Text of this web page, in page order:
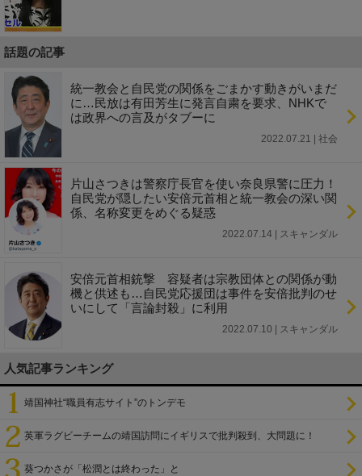
話題の記事
統一教会と自民党の関係をごまかす動きがいまだ
に…民放は有田芳生に発言自粛を要求、NHKで
は政界への言及がタブーに
2022.07.21 | 社会
片山さつきは警察庁長官を使い奈良県警に圧力！
自民党が隠したい安倍元首相と統一教会の深い関
係、名称変更をめぐる疑惑
2022.07.14 | スキャンダル
安倍元首相銃撃 容疑者は宗教団体との関係が動
機と供述も…自民党応援団は事件を安倍批判のせ
いにして「言論封殺」に利用
2022.07.10 | スキャンダル
人気記事ランキング
靖国神社“職員有志サイト”のトンデモ
英軍ラグビーチームの靖国訪問にイギリスで批判殺到、大問題に！
葵つかさが「松潤とは終わった」と